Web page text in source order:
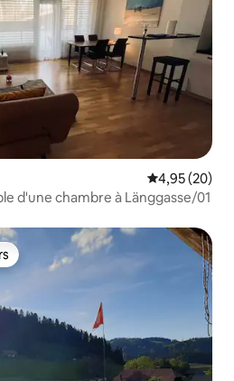
Évaluation
4,95 (20)
d'une chambre à Länggasse/01